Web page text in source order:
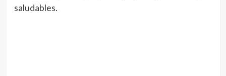
saludables.